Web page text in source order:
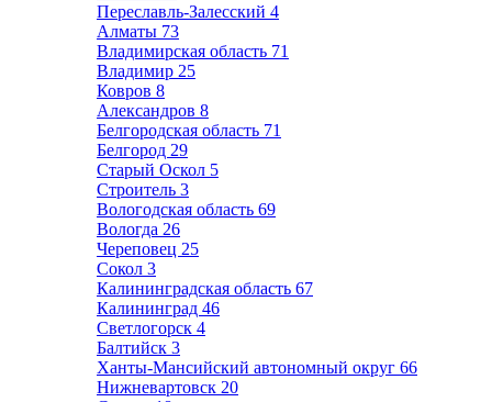
Переславль-Залесский 4
Алматы 73
Владимирская область 71
Владимир 25
Ковров 8
Александров 8
Белгородская область 71
Белгород 29
Старый Оскол 5
Строитель 3
Вологодская область 69
Вологда 26
Череповец 25
Сокол 3
Калининградская область 67
Калининград 46
Светлогорск 4
Балтийск 3
Ханты-Мансийский автономный округ 66
Нижневартовск 20